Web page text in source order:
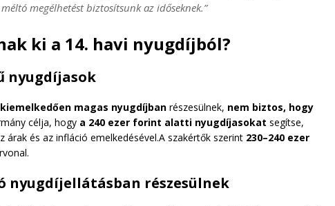
megélhetést biztosítsunk az időseknek.”
ki a 14. havi nyugdíjból?
nyugdíjasok
magas nyugdíjban részesülnek, nem biztos, hogy
célja, hogy a 240 ezer forint alatti nyugdíjasokat segítse,
árak és az infláció emelkedésével.A szakértők szerint 230–240 ezer
nyugdíjellátásban részesülnek